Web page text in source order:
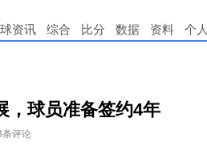
资讯 综合 比分 数据 资料 个人
，球员准备签约4年
条评论